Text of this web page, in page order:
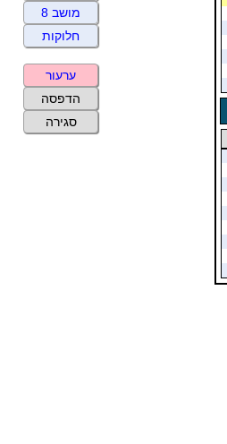
מושב 8
חלוקות
ערעור
הדפסה
סגירה